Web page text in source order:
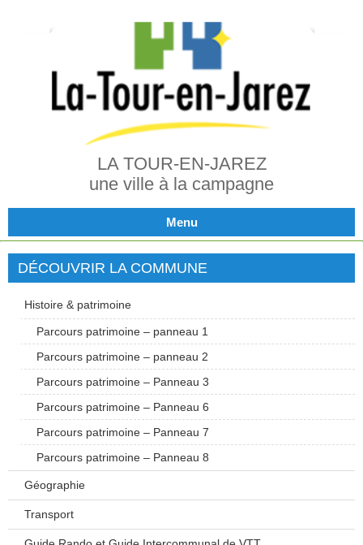
LA TOUR-EN-JAREZ
une ville à la campagne
Menu
DÉCOUVRIR LA COMMUNE
Histoire & patrimoine
Parcours patrimoine – panneau 1
Parcours patrimoine – panneau 2
Parcours patrimoine – Panneau 3
Parcours patrimoine – Panneau 6
Parcours patrimoine – Panneau 7
Parcours patrimoine – Panneau 8
Géographie
Transport